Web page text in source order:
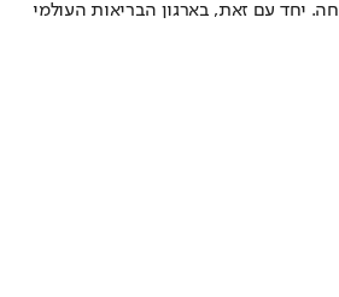
יחד עם זאת, בארגון הבריאות העולמי